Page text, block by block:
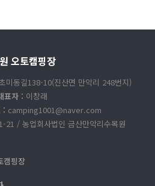
오토캠핑장
미동길138-10(진산면 만악리 248번지)
표자 : 이창래
: camping1001@naver.com
21 / 농업회사법인 금산만악리수목원
캠핑장